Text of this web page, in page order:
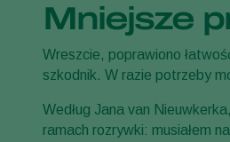
Mniejsze
Wreszcie, poprawiono
szkodnik. W razie potrzeby
Według Jana van
ramach rozrywki: musiałem